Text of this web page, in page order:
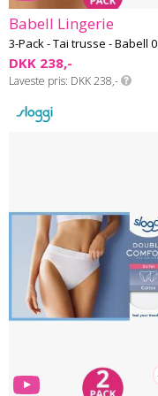
Babell Lingerie
3-Pack - Tai trusse - Babell
DKK 238,-
Laveste pris DKK 238,-